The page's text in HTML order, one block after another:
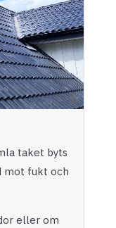
taket byts
mot fukt och
eller om